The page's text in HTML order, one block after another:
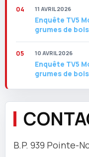
11 AVRIL 2026
Enquête TV5
grumes de
10 AVRIL 2026
Enquête TV5
grumes de
B.P. 939 Pointe-